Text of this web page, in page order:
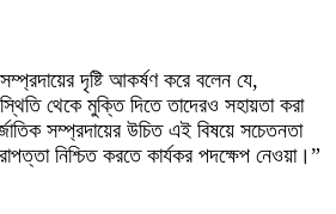
দৃষ্টি আকর্ষণ করে বলেন যে,
থেকে মুক্তি দিতে তাদেরও সহায়তা করা
সম্প্রদায়ের উচিত এই বিষয়ে সচেতনতা
নিশ্চিত করতে কার্যকর পদক্ষেপ নেওয়া।”